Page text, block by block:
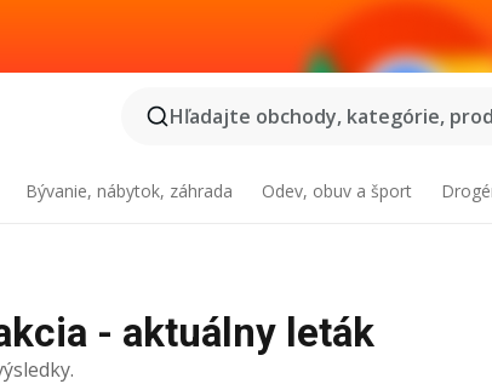
Hľadajte obchody, kategórie,
Bývanie, nábytok, záhrada Odev, obuv a šport
- aktuálny leták